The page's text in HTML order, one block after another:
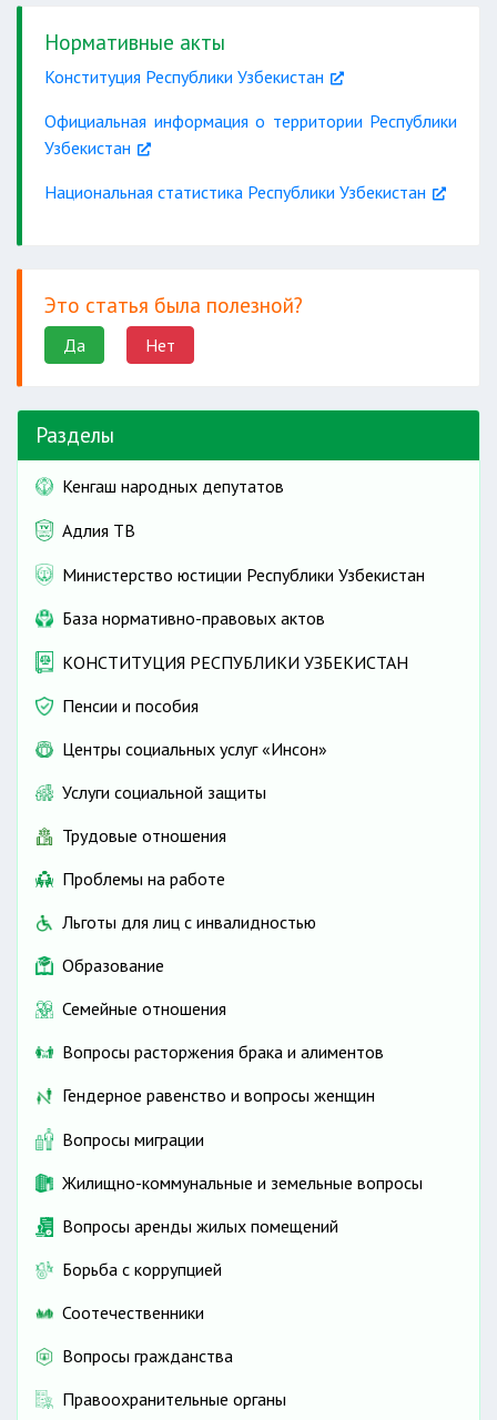
Нормативные акты
Конституция Республики Узбекистан
Официальная информация о территории Республики
Узбекистан
Национальная статистика Республики Узбекистан
Это статья была полезной?
Да Нет
Разделы
Кенгаш народных депутатов
Адлия ТВ
Министерство юстиции Республики Узбекистан
База нормативно-правовых актов
КОНСТИТУЦИЯ РЕСПУБЛИКИ УЗБЕКИСТАН
Пенсии и пособия
Центры социальных услуг «Инсон»
Услуги социальной защиты
Трудовые отношения
Проблемы на работе
Льготы для лиц с инвалидностью
Образование
Семейные отношения
Вопросы расторжения брака и алиментов
Гендерное равенство и вопросы женщин
Вопросы миграции
Жилищно-коммунальные и земельные вопросы
Вопросы аренды жилых помещений
Борьба с коррупцией
Соотечественники
Вопросы гражданства
Правоохранительные органы